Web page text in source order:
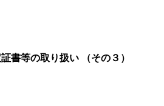
書等の取り扱い （その３）